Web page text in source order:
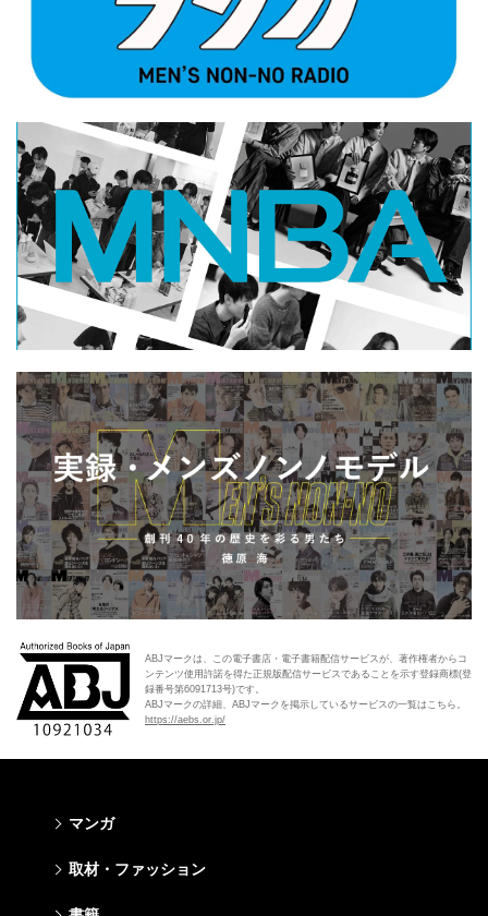
ABJマークは、この電子書店・電子書籍配信サービスが、著作権者からコ
ンテンツ使用許諾を得た正規版配信サービスであることを示す登録商標(登
録番号第6091713号)です。
ABJマークの詳細、ABJマークを掲示しているサービスの一覧はこちら。
https://aebs.or.jp/
マンガ
取材・ファッション